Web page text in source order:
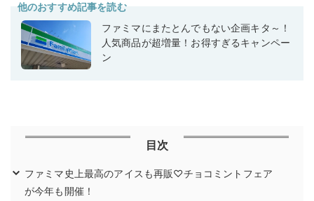
他のおすすめ記事を読む
ファミマにまたとんでもない企画キタ～！
人気商品が超増量！お得すぎるキャンペー
ン
目次
ファミマ史上最高のアイスも再販♡チョコミントフェア
が今年も開催！